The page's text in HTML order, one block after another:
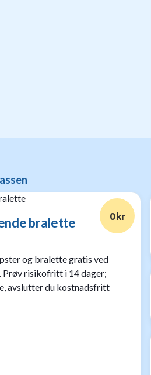
bralette 0 kr
og bralette gratis ved
Prøv risikofritt i 14 dager;
avslutter du kostnadsfritt